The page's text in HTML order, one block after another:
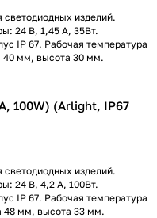
светодиодных изделий.
24 В, 1,45 А, 35Вт.
IP 67. Рабочая температура
40 мм, высота 30 мм.
100W) (Arlight, IP67
светодиодных изделий.
24 В, 4,2 А, 100Вт.
IP 67. Рабочая температура
48 мм, высота 33 мм.